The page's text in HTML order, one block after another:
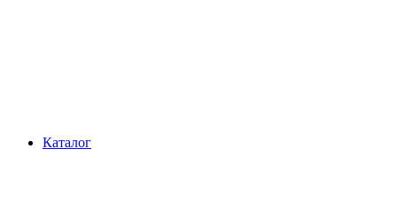
Каталог